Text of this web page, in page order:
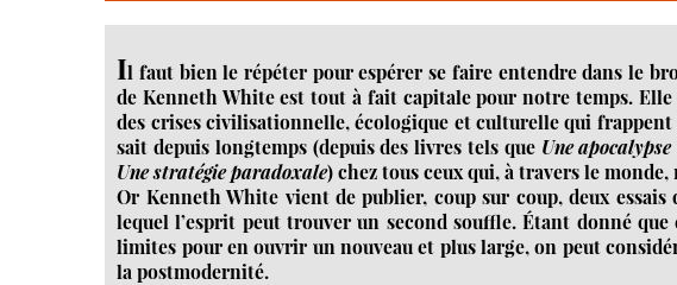
Il faut bien le répéter pour espérer se faire entendre dans le
de Kenneth White est tout à fait capitale pour notre temps.
des crises civilisationnelle, écologique et culturelle qui frappent
sait depuis longtemps (depuis des livres tels que Une
Une stratégie paradoxale) chez tous ceux qui, à travers le
Or Kenneth White vient de publier, coup sur coup, deux
lequel l’esprit peut trouver un second souffle. Étant donné
limites pour en ouvrir un nouveau et plus large, on peut
la postmodernité.